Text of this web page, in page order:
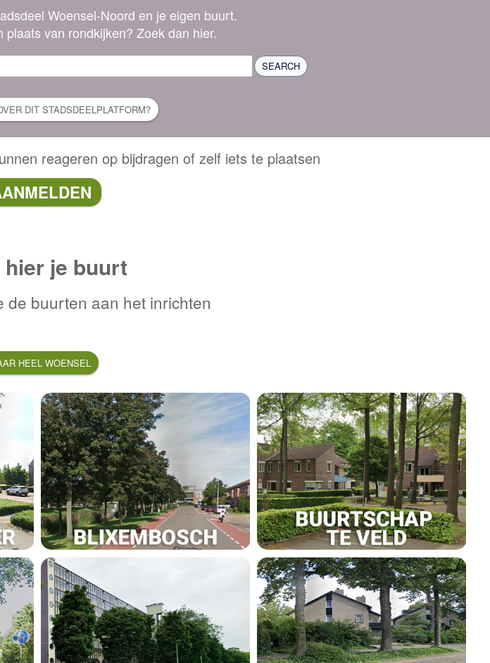
Woensel-Noord en je eigen buurt.
van rondkijken? Zoek dan hier.
SEARCH
reageren op bijdragen of zelf iets te plaatsen
hier je buurt
de buurten aan het inrichten